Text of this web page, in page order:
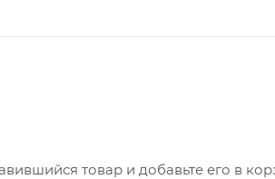
товар и добавьте его в